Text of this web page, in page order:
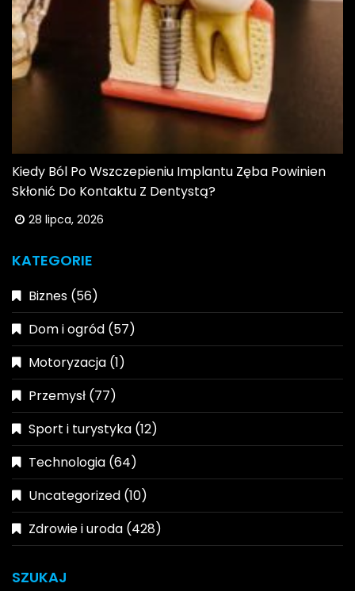
Kiedy Ból Po Wszczepieniu Implantu Zęba Powinien
Skłonić Do Kontaktu Z Dentystą?
28 lipca, 2026
KATEGORIE
Biznes (56)
Dom i ogród (57)
Motoryzacja (1)
Przemysł (77)
Sport i turystyka (12)
Technologia (64)
Uncategorized (10)
Zdrowie i uroda (428)
SZUKAJ